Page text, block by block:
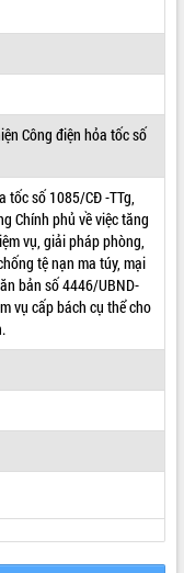
Công điện hỏa tốc số
tốc số 1085/CĐ -TTg,
Chính phủ về việc tăng
vụ, giải pháp phòng,
tệ nạn ma túy, mại
bản số 4446/UBND-
vụ cấp bách cụ thể cho